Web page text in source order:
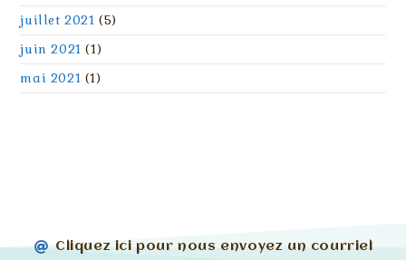
juillet 2021 (5)
juin 2021 (1)
mai 2021 (1)
Cliquez ici pour nous envoyez un courriel